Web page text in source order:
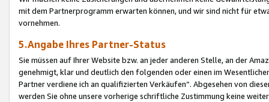
mit dem Partnerprogramm erwarten können, und wir sind nicht für
vornehmen.
5.Angabe Ihres Partner-Status
Sie müssen auf Ihrer Website bzw. an jeder anderen Stelle, an der
genehmigt, klar und deutlich den folgenden oder einen im
Partner verdiene ich an qualifizierten Verkäufen“. Abgesehen von
werden Sie ohne unsere vorherige schriftliche Zustimmung keine